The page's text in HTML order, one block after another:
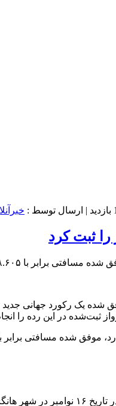
| ارسال توسط :
را ثبت کرد
شده یک رکورد جهانی